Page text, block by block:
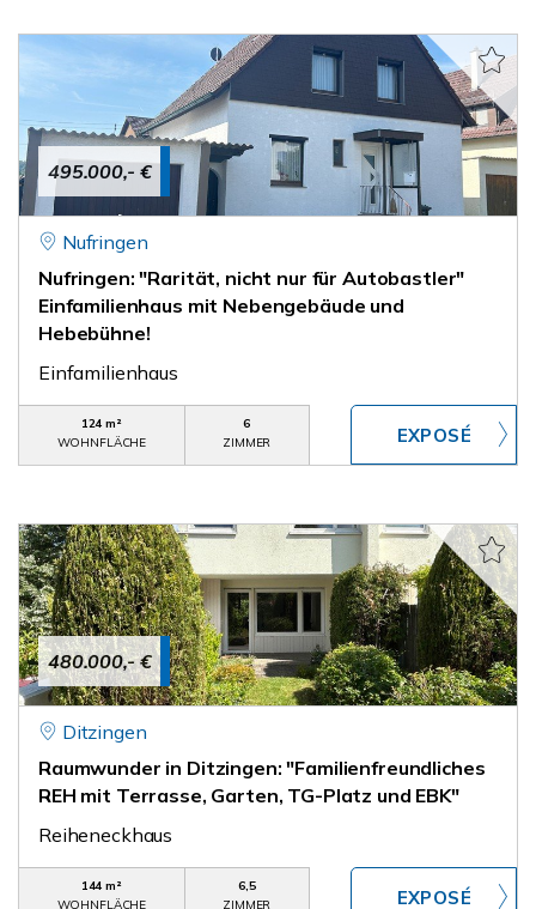
495.000,- €
Nufringen
Nufringen: "Rarität, nicht nur für Autobastler"
Einfamilienhaus mit Nebengebäude und
Hebebühne!
Einfamilienhaus
124 m²
WOHNFLÄCHE
6
ZIMMER
480.000,- €
Ditzingen
Raumwunder in Ditzingen: "Familienfreundliches
REH mit Terrasse, Garten, TG-Platz und EBK"
Reiheneckhaus
144 m²
WOHNFLÄCHE
6,5
ZIMMER